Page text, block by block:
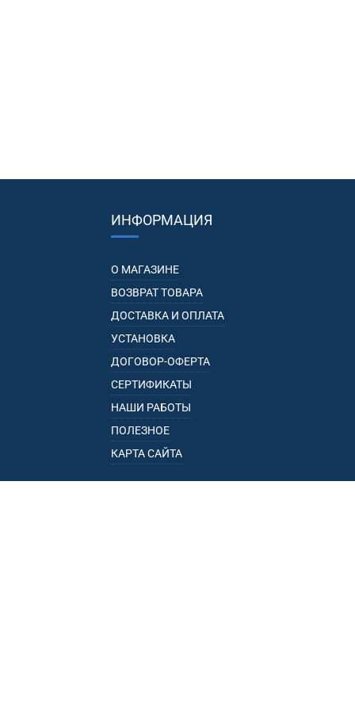
ИНФОРМАЦИЯ
О МАГАЗИНЕ
ВОЗВРАТ ТОВАРА
ДОСТАВКА И ОПЛАТА
УСТАНОВКА
ДОГОВОР-ОФЕРТА
СЕРТИФИКАТЫ
НАШИ РАБОТЫ
ПОЛЕЗНОЕ
КАРТА САЙТА